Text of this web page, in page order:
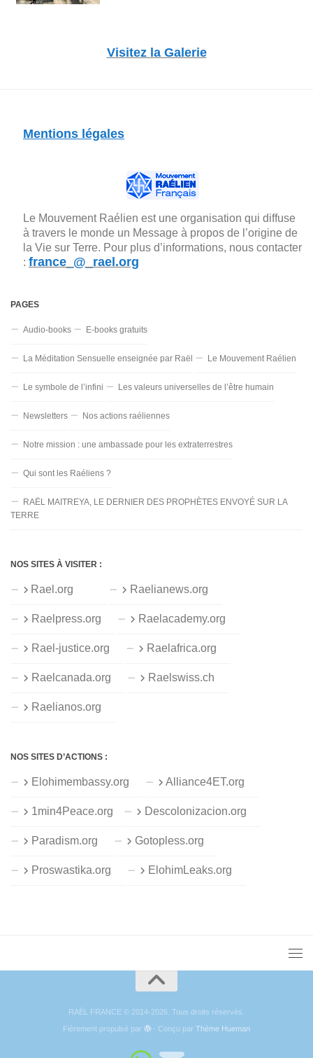
Visitez la Galerie
Mentions légales
Le Mouvement Raélien est une organisation qui diffuse
à travers le monde un Message à propos de l’origine de
la Vie sur Terre. Pour plus d’informations, nous contacter
: france_@_rael.org
PAGES
Audio-books E-books gratuits
La Méditation Sensuelle enseignée par Raël Le Mouvement Raélien
Le symbole de l’infini Les valeurs universelles de l’être humain
Newsletters Nos actions raéliennes
Notre mission : une ambassade pour les extraterrestres
Qui sont les Raéliens ?
RAËL MAITREYA, LE DERNIER DES PROPHÈTES ENVOYÉ SUR LA
TERRE
NOS SITES À VISITER :
Rael.org Raelianews.org
Raelpress.org Raelacademy.org
Rael-justice.org Raelafrica.org
Raelcanada.org Raelswiss.ch
Raelianos.org
NOS SITES D’ACTIONS :
Elohimembassy.org Alliance4ET.org
1min4Peace.org Descolonizacion.org
Paradism.org Gotopless.org
Proswastika.org ElohimLeaks.org
RAËL FRANCE © 2014-2026. Tous droits réservés.
Fièrement propulsé par
- Conçu parThème Hueman